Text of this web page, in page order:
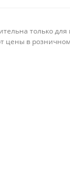
только
цены в